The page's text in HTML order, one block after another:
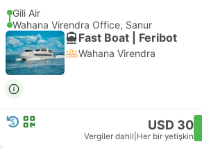
Gili Air
Wahana Virendra Office, Sanur
Fast Boat | Feribot
Wahana Virendra
USD 30
Vergiler dahil Her bir yetişkin